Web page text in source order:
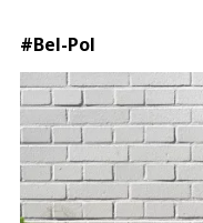
#Bel-Pol